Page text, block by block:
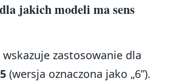
jakich modeli ma sens
zastosowanie dla
(wersja oznaczona jako „6”).